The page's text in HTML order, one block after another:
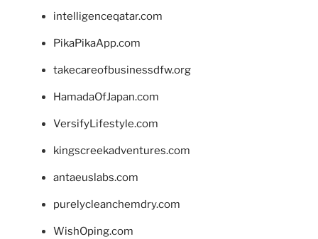
intelligenceqatar.com
PikaPikaApp.com
takecareofbusinessdfw.org
HamadaOfJapan.com
VersifyLifestyle.com
kingscreekadventures.com
antaeuslabs.com
purelycleanchemdry.com
WishOping.com